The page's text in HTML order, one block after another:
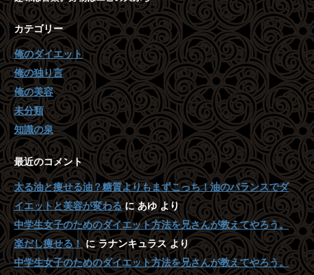
カテゴリー
俺のダイエット
俺の独り言
俺の美容
未分類
知識の泉
最近のコメント
太る油と痩せる油？糖質よりもまずこっち！油のバランスでダ
イエットと美容が変わるにあゆより
中学生女子のためのダイエット方法を兄さんが教えてやろう。
楽だし痩せる！にラナンキュラスより
中学生女子のためのダイエット方法を兄さんが教えてやろう。